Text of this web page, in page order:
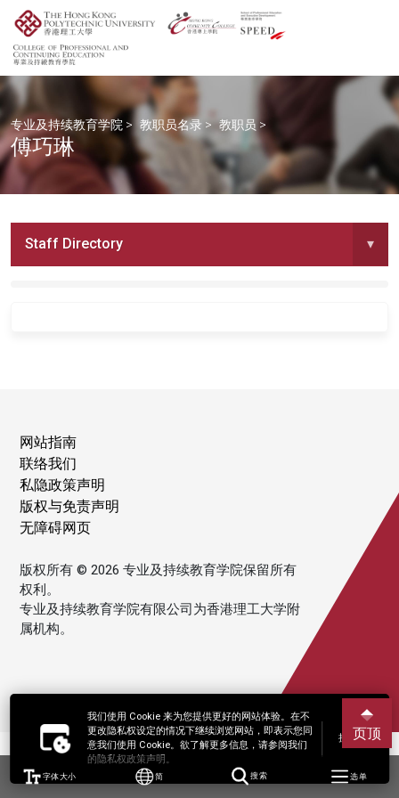
我们使用 Cookie 来为您提供更好的网站体验。在不
更改隐私权设定的情况下继续浏览网站，即表示您同
意我们使用 Cookie。欲了解更多信息，请参阅我们
的隐私权政策声明。
接受
字体大小 简 搜索 选单
专业及持续教育学院 > 教职员名录 > 教职员 >
傅巧琳
Staff Directory ▾
网站指南
联络我们
私隐政策声明
版权与免责声明
无障碍网页
版权所有 © 2026 专业及持续教育学院保留所有
权利。
专业及持续教育学院有限公司为香港理工大学附
属机构。
页顶